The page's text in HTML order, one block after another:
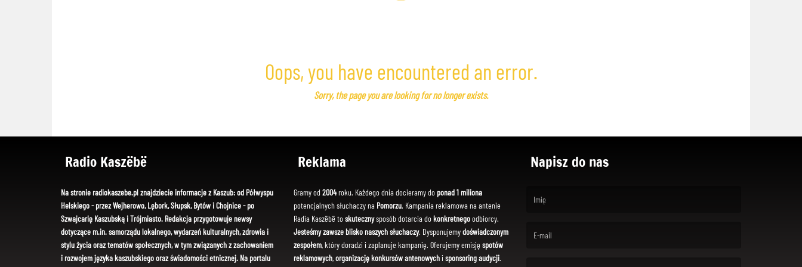
Oops, you have encountered an error.
Sorry, the page you are looking for no longer exists.
Radio Kaszëbë
Na stronie radiokaszebe.pl znajdziecie informacje z Kaszub: od Półwyspu
Helskiego - przez Wejherowo, Lębork, Słupsk, Bytów i Chojnice - po
Szwajcarię Kaszubską i Trójmiasto. Redakcja przygotowuje newsy
dotyczące m.in. samorządu lokalnego, wydarzeń kulturalnych, zdrowia i
stylu życia oraz tematów społecznych, w tym związanych z zachowaniem
i rozwojem języka kaszubskiego oraz świadomości etnicznej. Na portalu
Reklama
Gramy od 2004roku. Każdego dnia docieramy do ponad 1 miliona
potencjalnych słuchaczy na Pomorzu. Kampania reklamowa na antenie
Radia Kaszëbë toskutecznysposób dotarcia dokonkretnegoodbiorcy.
Jesteśmy zawsze blisko naszych słuchaczy. Dysponujemydoświadczonym
zespołem, który doradzi i zaplanuje kampanię. Oferujemy emisję spotów
reklamowych,organizację konkursów antenowychi sponsoring audycji.
Napisz do nas